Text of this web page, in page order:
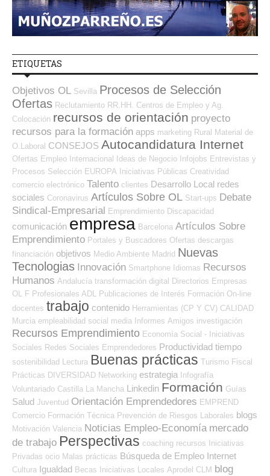
ETIQUETAS
Objetivos OL Sevilla Procesos de Selección
Ofertas Reclutamiento RR.HH.
Centros de Empleo y Ag.
Colocación recursos de orientación proyecto
recursos para la formación apps marketing Rural Material de
O.Laboral CONSEJOS Autocandidatura Internet
Ofertas Empleo Internacional Ideas de Negocio Infojobs Entrevistas y
Procesos Selección EUROPA Iniciativas Públicas Creatividad
comercio electrónico Talento clientes Desarrollo Local redes
sociales Coronavirus Artículos Sobre OL Start-ups Debate
Sindical-Empresarial Emprendimiento Discapacidad
comunicación empresa Barcelona Artículos Sobre
Emprendimiento Portales y Buscadores Ofertas descargas
financiación objetivos Medio Ambiente Madrid Nuevas
Tecnologias Innovación Smartphone Idiomas Recursos
Humanos Andalucía transformación digital Directorios Empresas
OL
F Profesionales ADL Publicaciones de Interés Formación On-line
docentes trabajo contenido Herramientas (CP Y CV) CALIDAD
Murcia empleabilidad social media Informes Amigos investigación
Recursos Emprendimiento Economía Social - Iniciativas
Sociales Redes Sociales Emprendedores Productividad tiempo
sostenibilidad Lectura Buenas prácticas Turismo Fiscal
Prácticas DIVERSIDAD Networking estrategia Infografía
Voluntariado Castilla La Mancha Linkedin Formación Guías
Salud Juventud Orientación Emprendedores EMPREND
Comercio Formación Técnica Prevención de Riesgos Laborales blogs
Motivación Valencia Noticias Empleo-Economía mercado
de trabajo Perspectivas coaching recursos Iniciativas
Privadas ocio Malas prácticas Búsqueda de Empleo Internet
Cultura Igualdad Becas Iniciativas Locales Aprodel CLM blog